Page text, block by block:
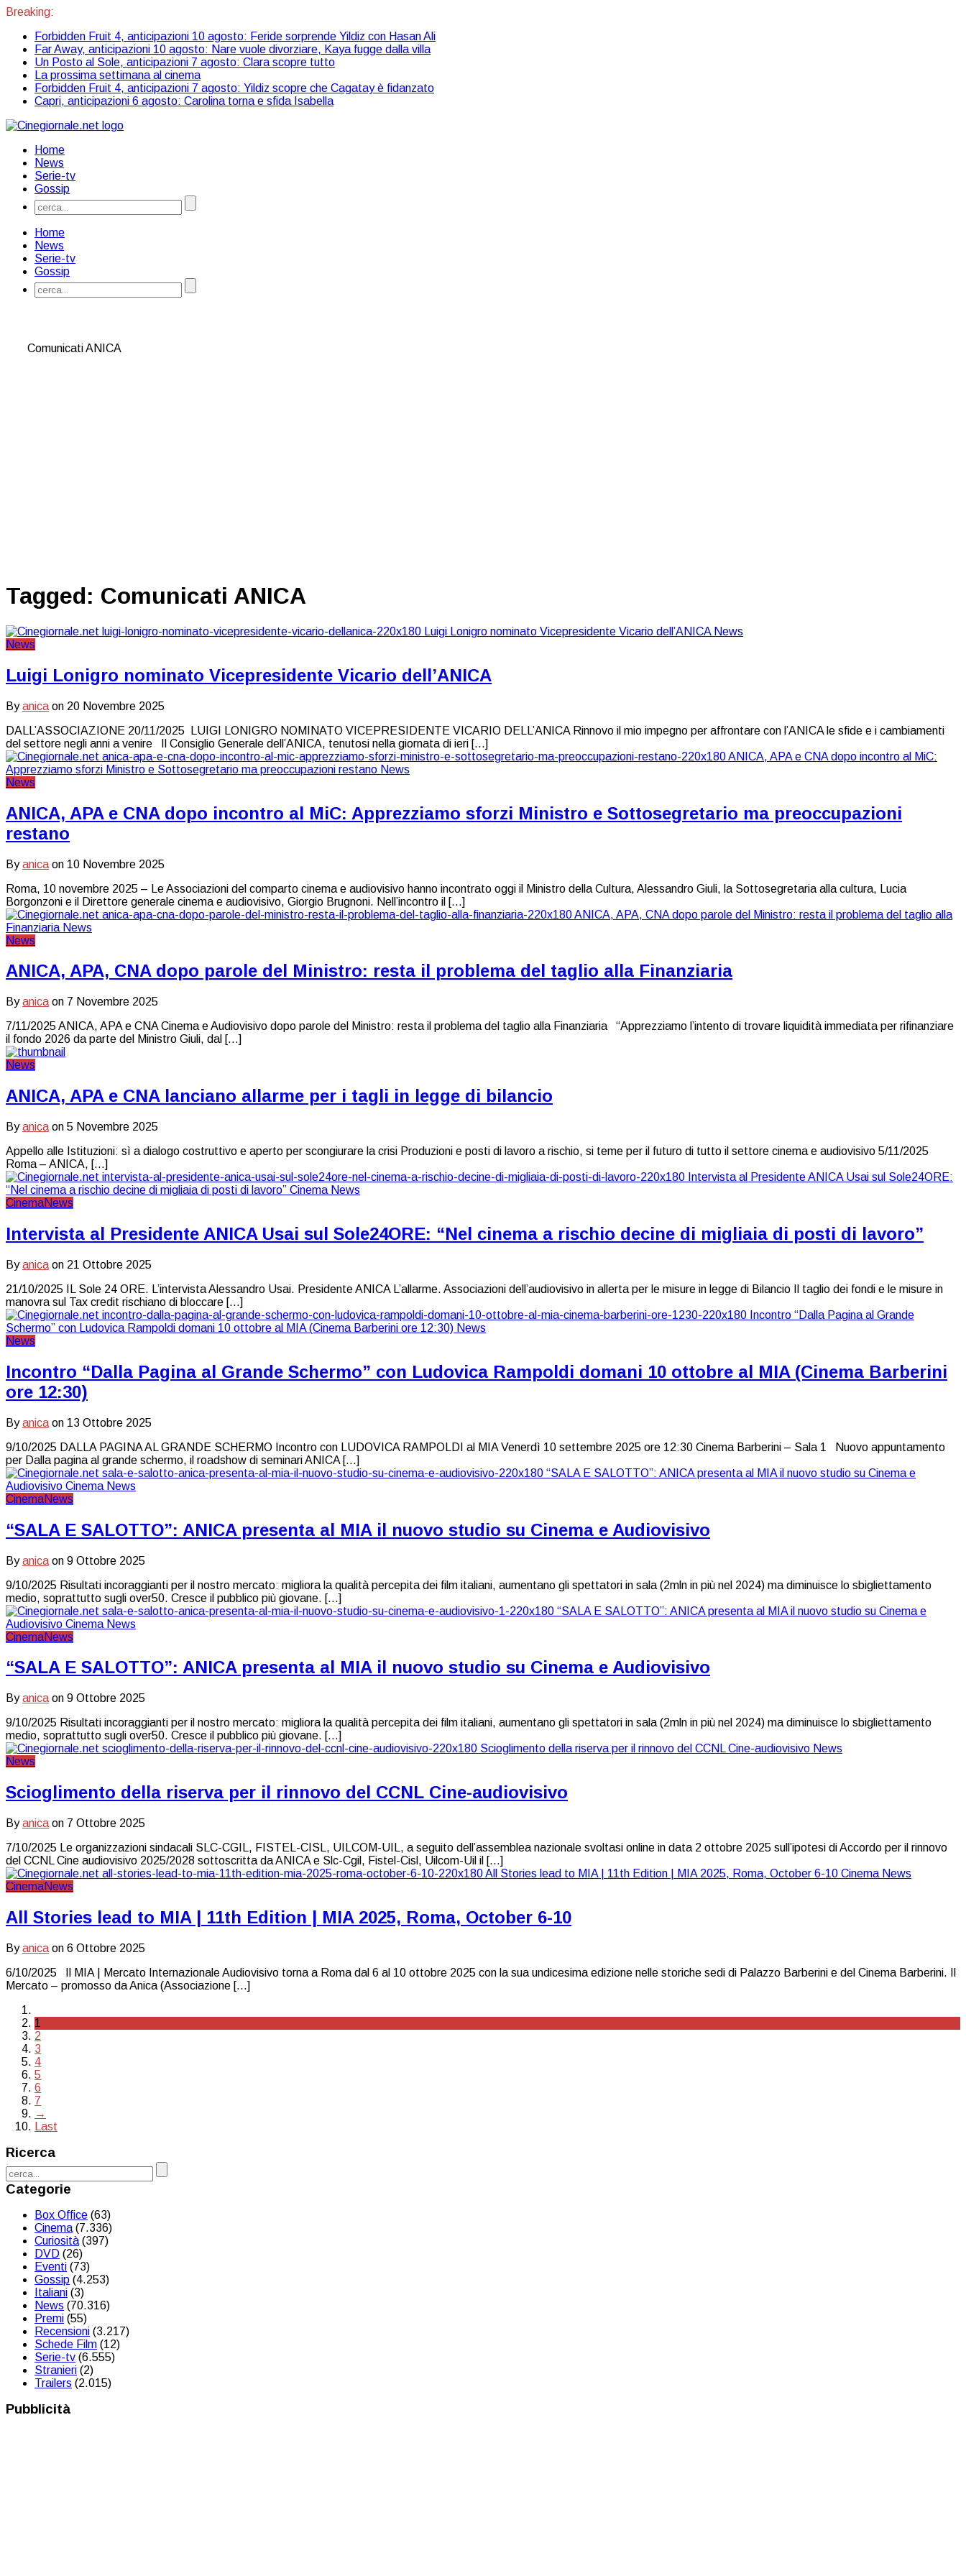
Breaking:
Forbidden Fruit 4, anticipazioni 10 agosto: Feride sorprende Yildiz con Hasan Ali
Far Away, anticipazioni 10 agosto: Nare vuole divorziare, Kaya fugge dalla villa
Un Posto al Sole, anticipazioni 7 agosto: Clara scopre tutto
La prossima settimana al cinema
Forbidden Fruit 4, anticipazioni 7 agosto: Yildiz scopre che Cagatay è fidanzato
Capri, anticipazioni 6 agosto: Carolina torna e sfida Isabella
Home
News
Serie-tv
Gossip
Home
News
Serie-tv
Gossip
Comunicati ANICA
Tagged: Comunicati ANICA
News
Luigi Lonigro nominato Vicepresidente Vicario dell’ANICA
Byanica on 20 Novembre 2025
DALL’ASSOCIAZIONE 20/11/2025 LUIGI LONIGRO NOMINATO VICEPRESIDENTE VICARIO DELL’ANICA Rinnovo il mio impegno per affrontare con l’ANICA le sfide e i cambiamenti
del settore negli anni a venire Il Consiglio Generale dell’ANICA, tenutosi nella giornata di ieri […]
News
ANICA, APA e CNA dopo incontro al MiC: Apprezziamo sforzi Ministro e Sottosegretario ma preoccupazioni
restano
Byanica on 10 Novembre 2025
Roma, 10 novembre 2025 – Le Associazioni del comparto cinema e audiovisivo hanno incontrato oggi il Ministro della Cultura, Alessandro Giuli, la Sottosegretaria alla cultura, Lucia
Borgonzoni e il Direttore generale cinema e audiovisivo, Giorgio Brugnoni. Nell’incontro il […]
News
ANICA, APA, CNA dopo parole del Ministro: resta il problema del taglio alla Finanziaria
Byanica on 7 Novembre 2025
7/11/2025 ANICA, APA e CNA Cinema e Audiovisivo dopo parole del Ministro: resta il problema del taglio alla Finanziaria “Apprezziamo l’intento di trovare liquidità immediata per rifinanziare
il fondo 2026 da parte del Ministro Giuli, dal […]
News
ANICA, APA e CNA lanciano allarme per i tagli in legge di bilancio
Byanica on 5 Novembre 2025
Appello alle Istituzioni: sì a dialogo costruttivo e aperto per scongiurare la crisi Produzioni e posti di lavoro a rischio, si teme per il futuro di tutto il settore cinema e audiovisivo 5/11/2025
Roma – ANICA, […]
CinemaNews
Intervista al Presidente ANICA Usai sul Sole24ORE: “Nel cinema a rischio decine di migliaia di posti di lavoro”
Byanica on 21 Ottobre 2025
21/10/2025 IL Sole 24 ORE. L’intervista Alessandro Usai. Presidente ANICA L’allarme. Associazioni dell’audiovisivo in allerta per le misure in legge di Bilancio Il taglio dei fondi e le misure in
manovra sul Tax credit rischiano di bloccare […]
News
Incontro “Dalla Pagina al Grande Schermo” con Ludovica Rampoldi domani 10 ottobre al MIA (Cinema Barberini
ore 12:30)
Byanica on 13 Ottobre 2025
9/10/2025 DALLA PAGINA AL GRANDE SCHERMO Incontro con LUDOVICA RAMPOLDI al MIA Venerdì 10 settembre 2025 ore 12:30 Cinema Barberini – Sala 1 Nuovo appuntamento
per Dalla pagina al grande schermo, il roadshow di seminari ANICA […]
CinemaNews
“SALA E SALOTTO”: ANICA presenta al MIA il nuovo studio su Cinema e Audiovisivo
Byanica on 9 Ottobre 2025
9/10/2025 Risultati incoraggianti per il nostro mercato: migliora la qualità percepita dei film italiani, aumentano gli spettatori in sala (2mln in più nel 2024) ma diminuisce lo sbigliettamento
medio, soprattutto sugli over50. Cresce il pubblico più giovane. […]
CinemaNews
“SALA E SALOTTO”: ANICA presenta al MIA il nuovo studio su Cinema e Audiovisivo
Byanica on 9 Ottobre 2025
9/10/2025 Risultati incoraggianti per il nostro mercato: migliora la qualità percepita dei film italiani, aumentano gli spettatori in sala (2mln in più nel 2024) ma diminuisce lo sbigliettamento
medio, soprattutto sugli over50. Cresce il pubblico più giovane. […]
News
Scioglimento della riserva per il rinnovo del CCNL Cine-audiovisivo
Byanica on 7 Ottobre 2025
7/10/2025 Le organizzazioni sindacali SLC-CGIL, FISTEL-CISL, UILCOM-UIL, a seguito dell’assemblea nazionale svoltasi online in data 2 ottobre 2025 sull’ipotesi di Accordo per il rinnovo
del CCNL Cine audiovisivo 2025/2028 sottoscritta da ANICA e Slc-Cgil, Fistel-Cisl, Uilcom-Uil il […]
CinemaNews
All Stories lead to MIA | 11th Edition | MIA 2025, Roma, October 6-10
Byanica on 6 Ottobre 2025
6/10/2025 Il MIA | Mercato Internazionale Audiovisivo torna a Roma dal 6 al 10 ottobre 2025 con la sua undicesima edizione nelle storiche sedi di Palazzo Barberini e del Cinema Barberini. Il
Mercato – promosso da Anica (Associazione […]
1
2
3
4
5
6
7
→
Last
Ricerca
Categorie
Box Office (63)
Cinema (7.336)
Curiosità (397)
DVD (26)
Eventi (73)
Gossip (4.253)
Italiani (3)
News (70.316)
Premi (55)
Recensioni (3.217)
Schede Film (12)
Serie-tv (6.555)
Stranieri (2)
Trailers (2.015)
Pubblicità